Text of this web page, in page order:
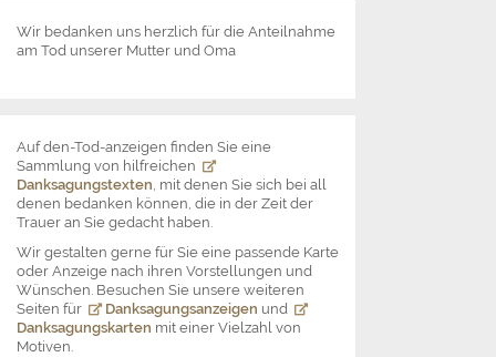
Wir bedanken uns herzlich für die Anteilnahme
am Tod unserer Mutter und Oma
Auf den-Tod-anzeigen finden Sie eine
Sammlung von hilfreichen
Danksagungstexten, mit denen Sie sich bei all
denen bedanken können, die in der Zeit der
Trauer an Sie gedacht haben.
Wir gestalten gerne für Sie eine passende Karte
oder Anzeige nach ihren Vorstellungen und
Wünschen. Besuchen Sie unsere weiteren
Seiten für
Danksagungsanzeigen und
Danksagungskarten mit einer Vielzahl von
Motiven.